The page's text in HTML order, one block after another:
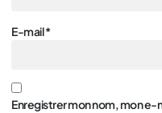
E-mail*
Enregistrer mon nom, mon e-